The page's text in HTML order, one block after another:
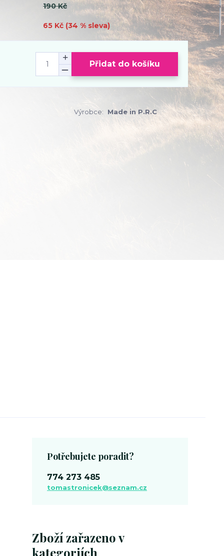
190 Kč
65 Kč (34 % sleva)
Přidat do košíku
Výrobce:
Made in P.R.C
Zboží zařazeno v
kategoriích
Potřebujete poradit?
774 273 485
tomastronicek@seznam.cz